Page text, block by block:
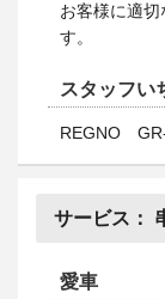
お客様に適
す。
スタッフい
REGNO
サービス：
愛車